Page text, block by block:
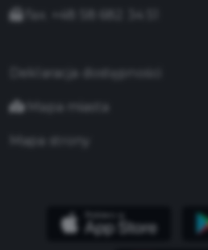
Deklaracja dostępności
Mapa miasta
Mapa strony